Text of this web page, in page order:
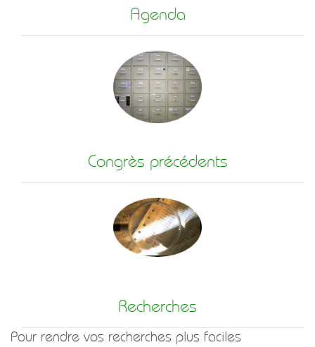
Agenda
Congrès précédents
Recherches
Pour rendre vos recherches plus faciles